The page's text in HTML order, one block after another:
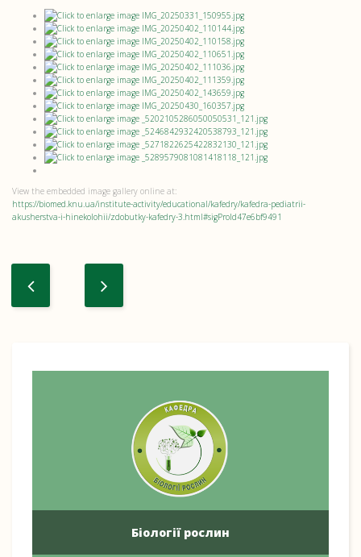
View the embedded image gallery online at:
https://biomed.knu.ua/institute-activity/educational/kafedry/kafedra-pediatrii-
akusherstva-i-hinekolohii/zdobutky-kafedry-3.html#sigProId47e6bf9491
Біології рослин